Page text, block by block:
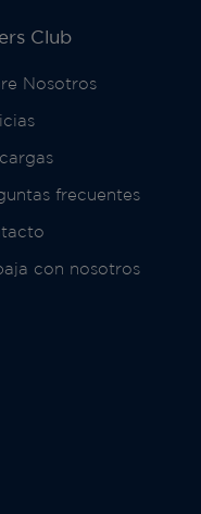
Club
Nosotros
frecuentes
con nosotros